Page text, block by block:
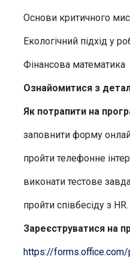
Основи критичного
Екологічний підхід у
Фінансова математика
Ознайомитися з
Як потрапити на
заповнити форму
пройти телефонне
виконати тестове
пройти співбесіду з HR.
Зареєструватися на
https://forms.office.com/